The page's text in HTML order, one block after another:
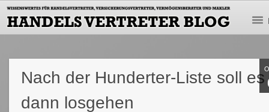
Nach der Hunderter-Liste soll es
dann losgehen